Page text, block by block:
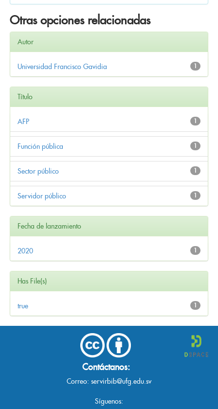
Otras opciones relacionadas
Autor
1
Universidad Francisco Gavidia
Título
1
AFP
1
Función pública
1
Sector público
1
Servidor público
Fecha de lanzamiento
1
2020
Has File(s)
1
true
Contáctanos:
Correo: servirbib@ufg.edu.sv
Síguenos: